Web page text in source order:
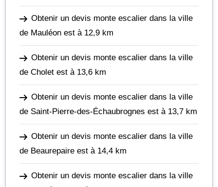
Obtenir un devis monte escalier dans la ville
de Mauléon est à 12,9 km
Obtenir un devis monte escalier dans la ville
de Cholet est à 13,6 km
Obtenir un devis monte escalier dans la ville
de Saint-Pierre-des-Échaubrognes est à 13,7 km
Obtenir un devis monte escalier dans la ville
de Beaurepaire est à 14,4 km
Obtenir un devis monte escalier dans la ville